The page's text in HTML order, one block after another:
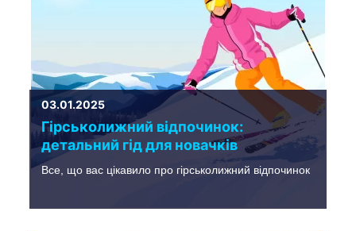
03.01.2025
Гірськолижний відпочинок:
детальний гід для новачків
Все, що вас цікавило про гірськолижний відпочинок